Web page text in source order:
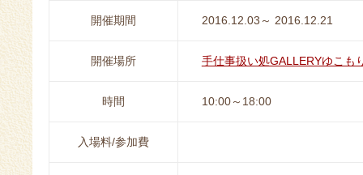
開催期間 2016.12.03～ 2016.12.21
開催場所 手仕事扱い処GALLERYゆこも
時間 10:00～18:00
入場料/参加費